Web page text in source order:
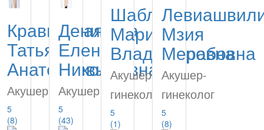
Кравинская
Татьяна
Анатольевна
Акушер
5
(8)
Денисова
Елена
Николаевна
Акушер
5
(43)
Шаблий
Мария
Владимировна
Акушер-
гинеколог
5
(1)
Мзия
Мерабовна
Акушер-
гинеколог
5
(8)